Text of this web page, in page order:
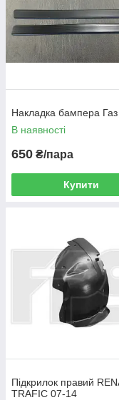
Накладка бампера
В наявності
650 ₴/пара
Купити
Підкрилок правий
TRAFIC 07-14